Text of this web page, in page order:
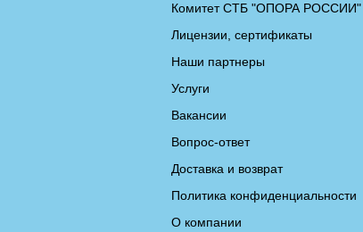
Комитет СТБ "ОПОРА РОССИИ"
Лицензии, сертификаты
Наши партнеры
Услуги
Вакансии
Вопрос-ответ
Доставка и возврат
Политика конфиденциальности
О компании